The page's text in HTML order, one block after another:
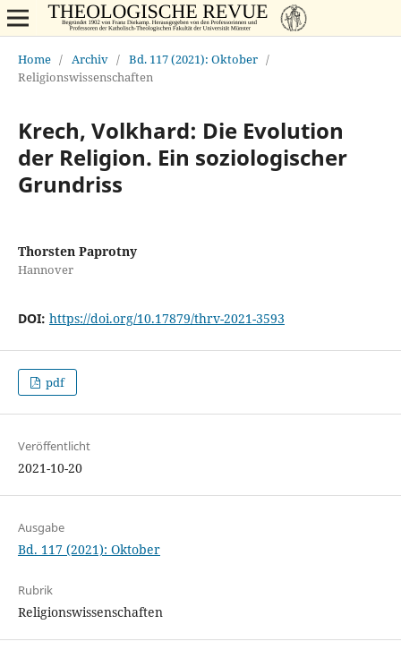
Home / Archiv / Bd. 117 (2021): Oktober /
Religionswissenschaften
Krech, Volkhard: Die Evolution
der Religion. Ein soziologischer
Grundriss
Thorsten Paprotny
Hannover
DOI: https://doi.org/10.17879/thrv-2021-3593
pdf
Veröffentlicht
2021-10-20
Ausgabe
Bd. 117 (2021): Oktober
Rubrik
Religionswissenschaften